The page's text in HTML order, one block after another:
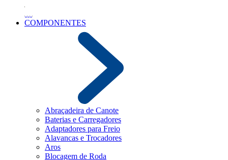
COMPONENTES
Abraçadeira de Canote
Baterias e Carregadores
Adaptadores para Freio
Alavancas e Trocadores
Aros
Blocagem de Roda